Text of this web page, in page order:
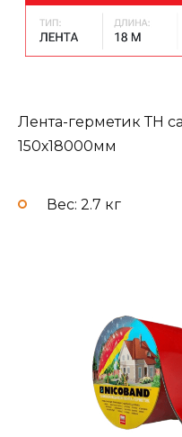
Лента-герметик ТН
150х18000мм
Вес: 2.7 кг